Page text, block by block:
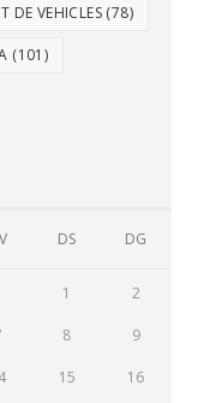
DE VEHICLES (78)
(101)
DS DG
1 2
8 9
15 16